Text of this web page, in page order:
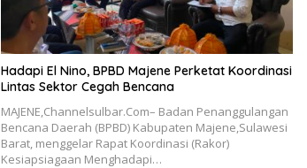
Hadapi El Nino, BPBD Majene Perketat Koordinasi
Lintas Sektor Cegah Bencana
MAJENE,Channelsulbar.Com– Badan Penanggulangan
Bencana Daerah (BPBD) Kabupaten Majene,Sulawesi
Barat, menggelar Rapat Koordinasi (Rakor)
Kesiapsiagaan Menghadapi…